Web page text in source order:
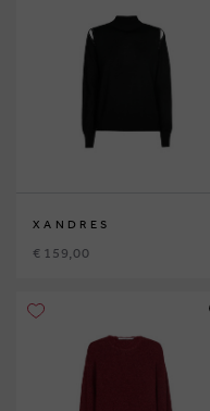
XANDRES
€ 159,00